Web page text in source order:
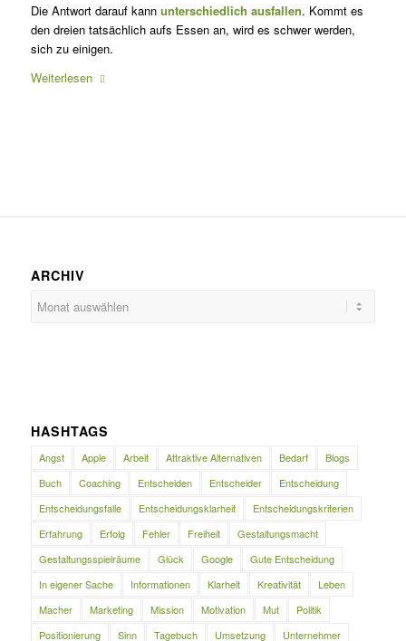
Die Antwort darauf kann unterschiedlich ausfallen. Kommt es
den dreien tatsächlich aufs Essen an, wird es schwer werden,
sich zu einigen.
Weiterlesen
ARCHIV
HASHTAGS
Angst Apple Arbeit Attraktive Alternativen Bedarf
Blogs
Buch
Coaching Entscheiden Entscheider
Entscheidung
Entscheidungsfalle
Entscheidungsklarheit
Entscheidungskriterien
Erfahrung
Erfolg Fehler Freiheit
Gestaltungsmacht
Gestaltungsspielräume
Glück Google
Gute Entscheidung
In eigener Sache
Informationen Klarheit Kreativität
Leben
Macher
Marketing Mission Motivation Mut
Politik
Positionierung
Sinn Tagebuch Umsetzung Unternehmer